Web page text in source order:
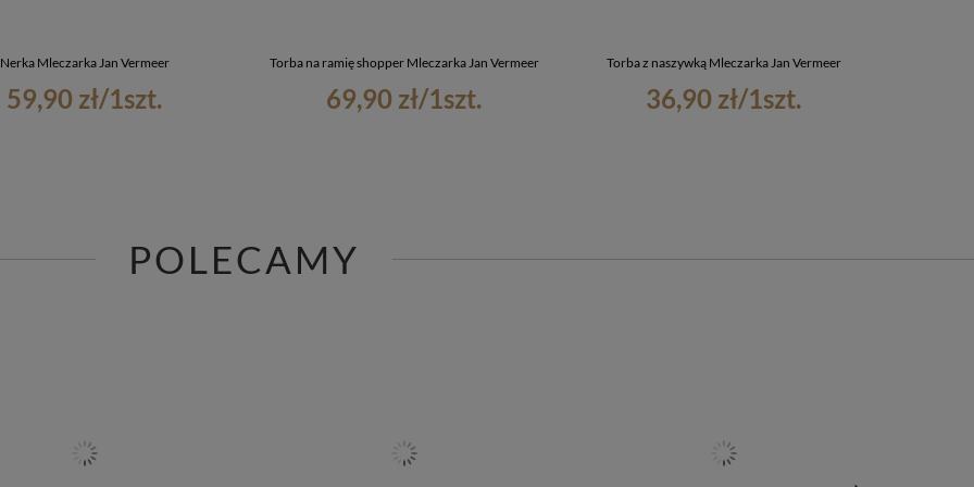
Nerka Mleczarka Jan Vermeer
59,90 zł/1szt.
Torba na ramię shopper Mleczarka Jan Vermeer
69,90 zł/1szt.
Torba z naszywką Mleczarka Jan Vermeer
36,90 zł/1szt.
POLECAMY